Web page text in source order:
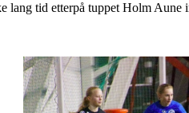
tid etterpå tuppet Holm Aune